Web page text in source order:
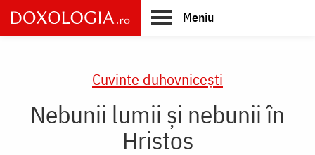
Skip
to
main
Meniu
Cuvinte duhovnicești
Nebunii lumii și nebunii în
Hristos